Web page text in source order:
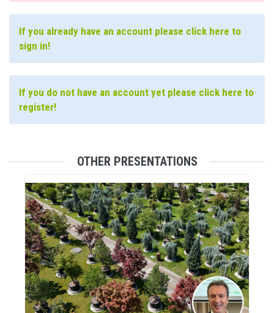
If you already have an account please click here to
sign in!
If you do not have an account yet please click here to
register!
OTHER PRESENTATIONS